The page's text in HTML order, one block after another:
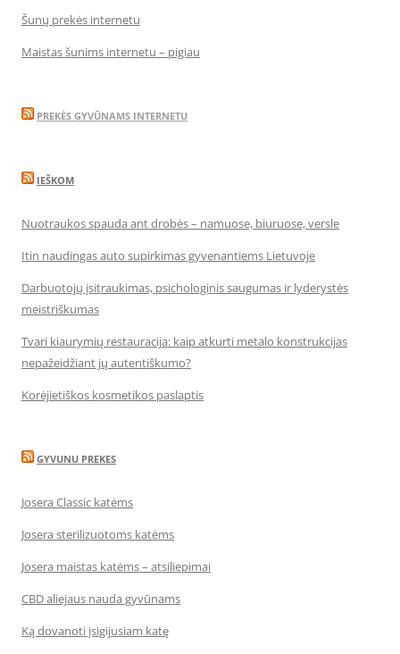
Šunų prekės internetu
Maistas šunims internetu – pigiau
PREKĖS GYVŪNAMS INTERNETU
IEŠKOM
Nuotraukos spauda ant drobės – namuose, biuruose, versle
Itin naudingas auto supirkimas gyvenantiems Lietuvoje
Darbuotojų įsitraukimas, psichologinis saugumas ir lyderystės
meistriškumas
Tvari kiaurymių restauracija: kaip atkurti metalo konstrukcijas
nepažeidžiant jų autentiškumo?
Korėjietiškos kosmetikos paslaptis
GYVUNU PREKES
Josera Classic katėms
Josera sterilizuotoms katėms
Josera maistas katėms – atsiliepimai
CBD aliejaus nauda gyvūnams
Ką dovanoti įsigijusiam katę